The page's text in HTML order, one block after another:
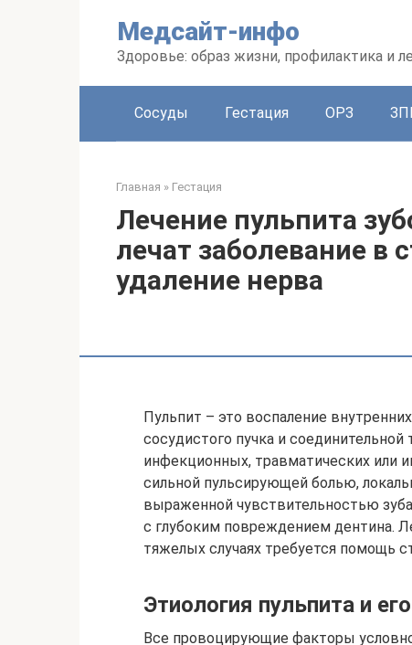
Медсайт-инфо
Здоровье: образ жизни, профилактика и
Сосуды Гестация ОРЗ
Главная » Гестация
Лечение пульпита
лечат заболевание в
удаление нерва
Пульпит – это воспаление
сосудистого пучка и
инфекционных, травматических или
сильной пульсирующей болью,
выраженной чувствительностью
с глубоким повреждением дентина.
тяжелых случаях требуется помощь
Этиология пульпита и
Все провоцирующие факторы